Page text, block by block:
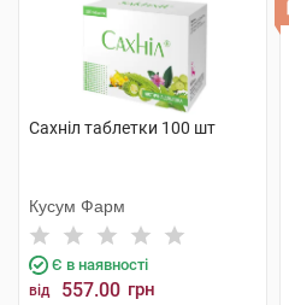
Сахніл таблетки 100 шт
Кусум Фарм
Є в наявності
від 557.00 грн